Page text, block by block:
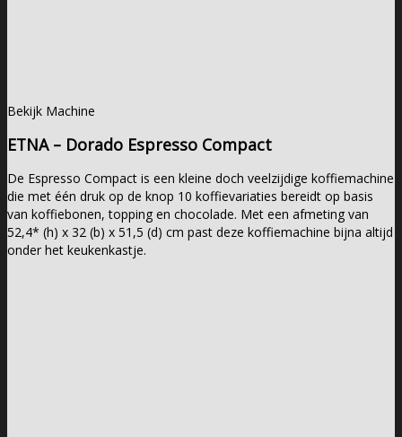
Bekijk Machine
ETNA – Dorado Espresso Compact
De Espresso Compact is een kleine doch veelzijdige koffiemachine
die met één druk op de knop 10 koffievariaties bereidt op basis
van koffiebonen, topping en chocolade. Met een afmeting van
52,4* (h) x 32 (b) x 51,5 (d) cm past deze koffiemachine bijna altijd
onder het keukenkastje.